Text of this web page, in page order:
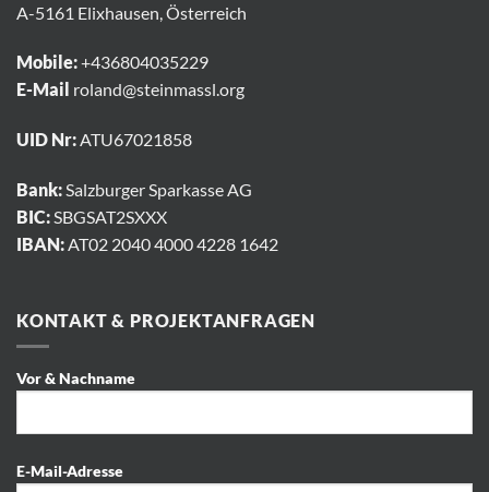
A-5161 Elixhausen, Österreich
Mobile:+436804035229
E-Mail roland@steinmassl.org
UID Nr:ATU67021858
Bank:Salzburger Sparkasse AG
BIC:SBGSAT2SXXX
IBAN:AT02 2040 4000 4228 1642
KONTAKT & PROJEKTANFRAGEN
Vor & Nachname
E-Mail-Adresse